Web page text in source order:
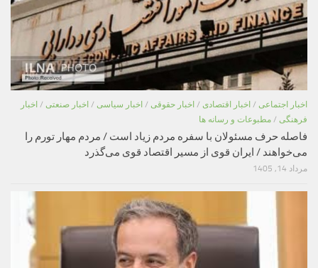
اخبار اجتماعی / اخبار اقتصادی / اخبار حقوقی / اخبار سیاسی / اخبار صنعتی / اخبار
فرهنگی / مطبوعات و رسانه ها
فاصله حرف مسئولان با سفره مردم زیاد است / مردم مهار تورم را
می‌خواهند / ایران قوی از مسیر اقتصاد قوی می‌گذرد
مرداد 14, 1405